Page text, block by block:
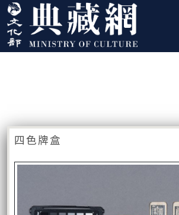
跳到主要內容
:::
四色牌盒